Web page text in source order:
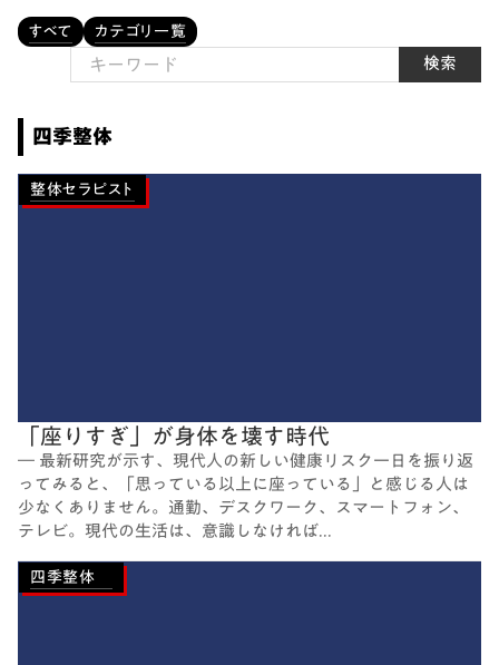
すべて カテゴリ一覧
検索
四季整体
整体セラピスト
「座りすぎ」が身体を壊す時代
― 最新研究が示す、現代人の新しい健康リスク一日を振り返
ってみると、「思っている以上に座っている」と感じる人は
少なくありません。通勤、デスクワーク、スマートフォン、
テレビ。現代の生活は、意識しなければ...
四季整体